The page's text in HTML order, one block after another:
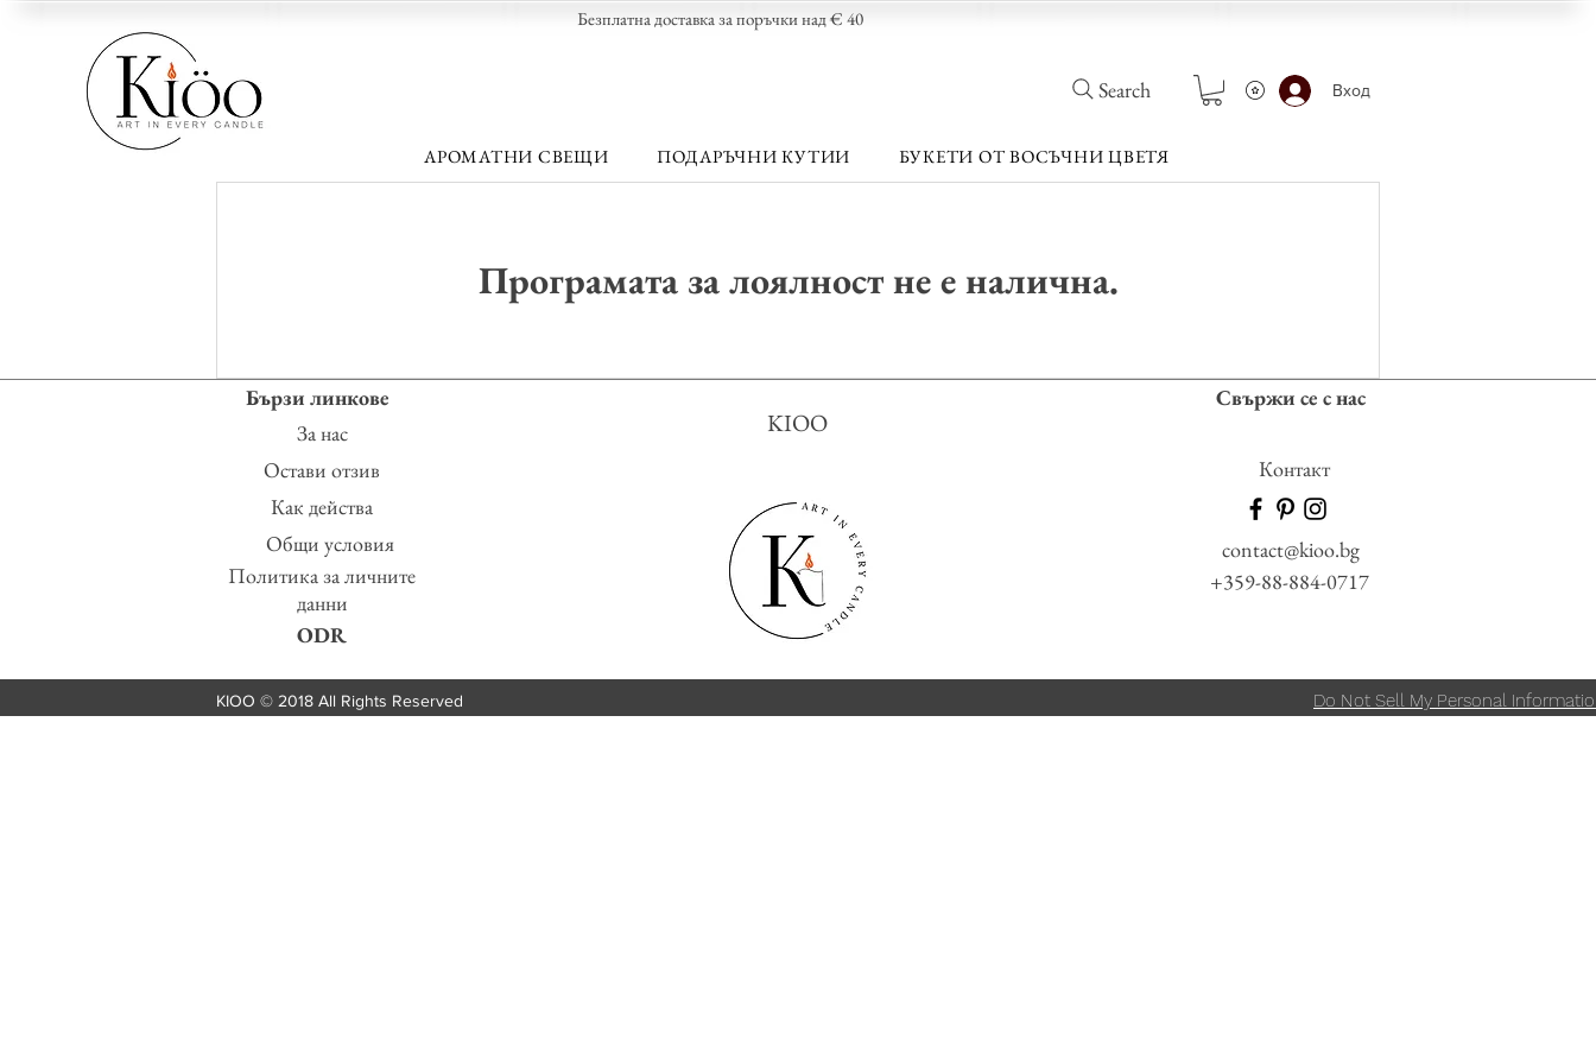
Безплатна доставка за поръчки над € 40
Search Вход
АРОМАТНИ СВЕЩИ ПОДАРЪЧНИ КУТИИ БУКЕТИ ОТ ВОСЪЧНИ ЦВЕТЯ
Програмата за лоялност не е налична.
Бързи линкове
За нас
Остави отзив
Как действа
Общи условия
Политика за личните
данни
ODR
KIOO
Свържи се с нас
Контакт
contact@kioo.bg
+359-88-884-0717
KIOO © 2018 All Rights Reserved Do Not Sell My Personal